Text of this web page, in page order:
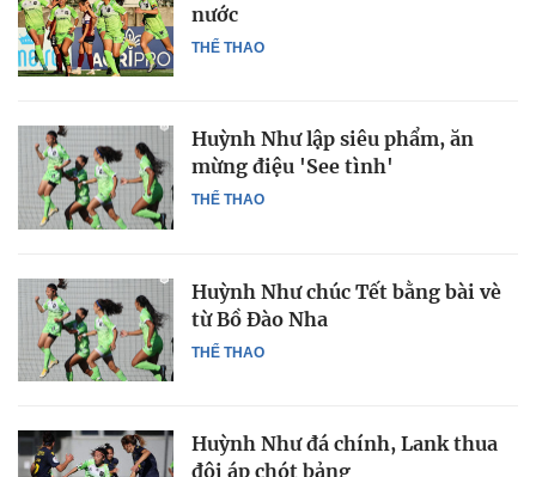
THỂ THAO
nước
THỂ THAO
Huỳnh Như lập siêu phẩm, ăn
mừng điệu 'See tình'
THỂ THAO
Huỳnh Như chúc Tết bằng bài vè
từ Bồ Đào Nha
Huỳnh Như đá chính, Lank thua
đội áp chót bảng